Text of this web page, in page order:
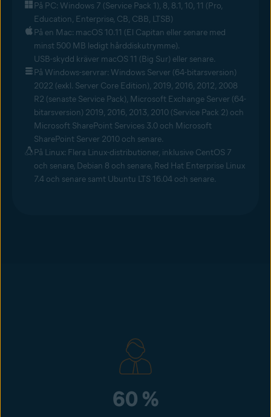
På PC: Windows 7 (Service Pack 1), 8, 8.1, 10, 11 (Pro,
Education, Enterprise, CB, CBB, LTSB)
På en Mac: macOS 10.11 (El Capitan eller senare med
minst 500 MB ledigt hårddiskutrymme).
USB-skydd kräver macOS 11 (Big Sur) eller senare.
På Windows-servrar: Windows Server (64-bitarsversion)
2022 (exkl. Server Core Edition), 2019, 2016, 2012, 2008
R2 (senaste Service Pack), Microsoft Exchange Server (64-
bitarsversion) 2019, 2016, 2013, 2010 (Service Pack 2) och
Microsoft SharePoint Services 3.0 och Microsoft
SharePoint Server 2010 och senare.
På Linux: Flera Linux-distributioner, inklusive CentOS 7
och senare, Debian 8 och senare, Red Hat Enterprise Linux
7.4 och senare samt Ubuntu LTS 16.04 och senare.
60 %